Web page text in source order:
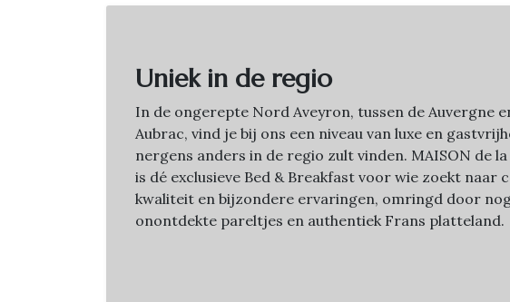
Uniek in de regio
In de ongerepte Nord Aveyron, tussen de Auvergne
Aubrac, vind je bij ons een niveau van luxe en
nergens anders in de regio zult vinden. MAISON de la
is dé exclusieve Bed & Breakfast voor wie zoekt naar
kwaliteit en bijzondere ervaringen, omringd door
onontdekte pareltjes en authentiek Frans platteland.